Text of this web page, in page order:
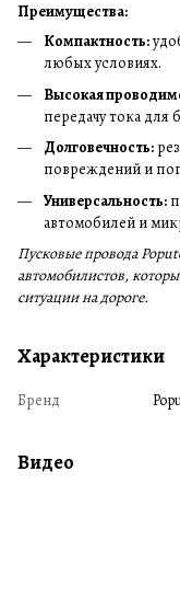
Преимущества:
Компактность:
любых условиях.
Высокая
передачу тока для
Долговечность:
повреждений и
Универсальность:
автомобилей и
Пусковые провода
автомобилистов,
ситуации на дороге.
Характеристики
Бренд
Видео